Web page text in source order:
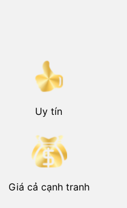
Uy tín
Giá cả cạnh tranh